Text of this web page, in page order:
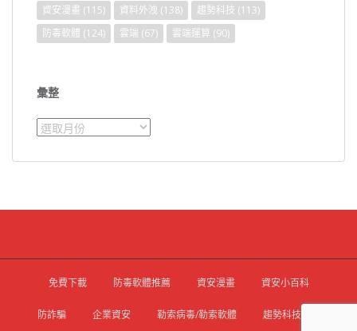
資安漫畫 (115) 資料外洩 (138) 趨勢科技 (113)
防毒軟體 (124) 雲端 (67) 雲端運算 (90)
彙整
彙
免費下載 防毒軟體推薦 資安漫畫 資安小百科
防詐騙 企業資安 勒索病毒/勒索軟體 趨勢科技官網